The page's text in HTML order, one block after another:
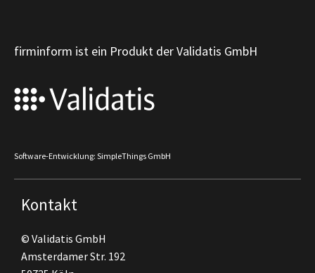
firminform ist ein Produkt der Validatis GmbH
Software-Entwicklung: SimpleThings GmbH
Kontakt
© Validatis GmbH
Amsterdamer Str. 192